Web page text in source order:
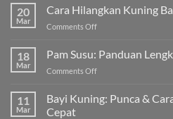
untuk
Bayi
Terbaik
20
Mar
Cara Hilangkan Kuning
Comments Offon
Hilangkan
Islam
18
Mar
Pam Susu: Panduan
Comments Offon
Susu:
Panduan
11
Mar
Bayi Kuning: Punca &
Cepat